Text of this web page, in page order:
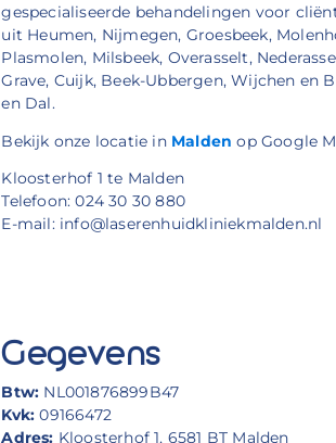
gespecialiseerde behandelingen voor
uit Heumen, Nijmegen, Groesbeek,
Plasmolen, Milsbeek, Overasselt,
Grave, Cuijk, Beek-Ubbergen, Wijchen en
en Dal.
Bekijk onze locatie in Malden op Google
Kloosterhof 1 te Malden
Telefoon: 024 30 30 880
E-mail: info@laserenhuidkliniekmalden.nl
Gegevens
Btw: NL001876899B47
Kvk: 09166472
Adres: Kloosterhof 1, 6581 BT Malden